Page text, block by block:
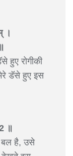
।
हुए रोगीकी
डॅसे हुए इस
॥
बल है, उसे